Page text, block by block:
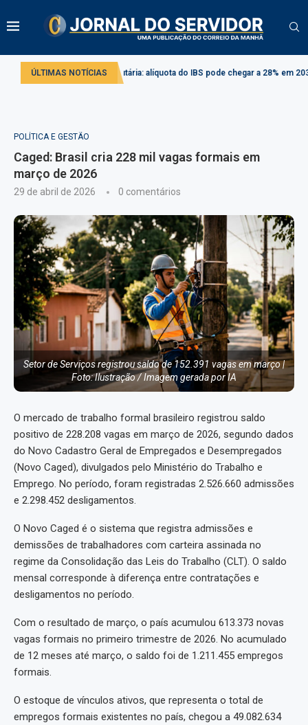
ÚLTIMAS NOTÍCIAS
Reforma tributária: alíquota do IBS pode chegar a 28% em 2033 Projeto
POLÍTICA E GESTÃO
Caged: Brasil cria 228 mil vagas formais em
março de 2026
29 de abril de 2026 0 comentários
Setor de Serviços registrou saldo de 152.391 vagas em março |
Foto: Ilustração / Imagem gerada por IA
O mercado de trabalho formal brasileiro registrou saldo
positivo de 228.208 vagas em março de 2026, segundo dados
do Novo Cadastro Geral de Empregados e Desempregados
(Novo Caged), divulgados pelo Ministério do Trabalho e
Emprego. No período, foram registradas 2.526.660 admissões
e 2.298.452 desligamentos.
O Novo Caged é o sistema que registra admissões e
demissões de trabalhadores com carteira assinada no
regime da Consolidação das Leis do Trabalho (CLT). O saldo
mensal corresponde à diferença entre contratações e
desligamentos no período.
Com o resultado de março, o país acumulou 613.373 novas
vagas formais no primeiro trimestre de 2026. No acumulado
de 12 meses até março, o saldo foi de 1.211.455 empregos
formais.
O estoque de vínculos ativos, que representa o total de
empregos formais existentes no país, chegou a 49.082.634